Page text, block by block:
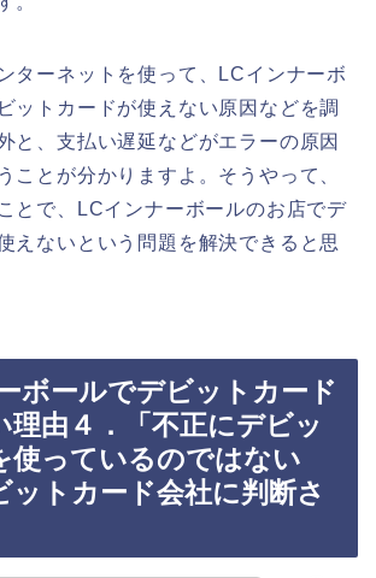
ターネットを使って、LCインナーボ
ットカードが使えない原因などを調
と、支払い遅延などがエラーの原因
ことが分かりますよ。そうやって、
とで、LCインナーボールのお店でデ
えないという問題を解決できると思
ボールでデビットカード
理由４．「不正にデビッ
使っているのではない
ットカード会社に判断さ